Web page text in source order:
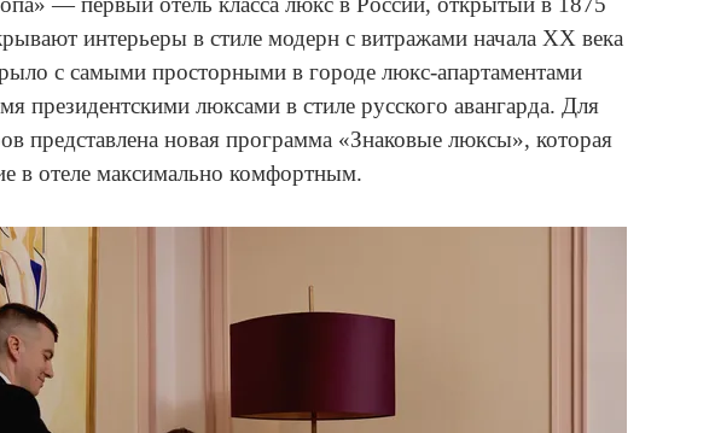
интерьеры в стиле модерн с витражами начала XX века
с самыми просторными в городе люкс-апартаментами
президентскими люксами в стиле русского авангарда. Для
представлена новая программа «Знаковые люксы», которая
в отеле максимально комфортным.